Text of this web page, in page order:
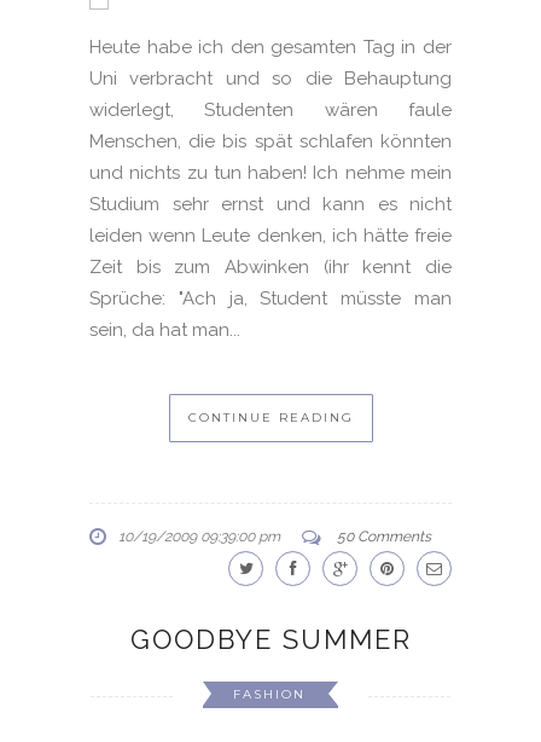
Heute habe ich den gesamten Tag in der
Uni verbracht und so die Behauptung
widerlegt, Studenten wären faule
Menschen, die bis spät schlafen könnten
und nichts zu tun haben! Ich nehme mein
Studium sehr ernst und kann es nicht
leiden wenn Leute denken, ich hätte freie
Zeit bis zum Abwinken (ihr kennt die
Sprüche: "Ach ja, Student müsste man
sein, da hat man...
CONTINUE READING
10/19/2009 09:39:00 pm 50 Comments
GOODBYE SUMMER
FASHION